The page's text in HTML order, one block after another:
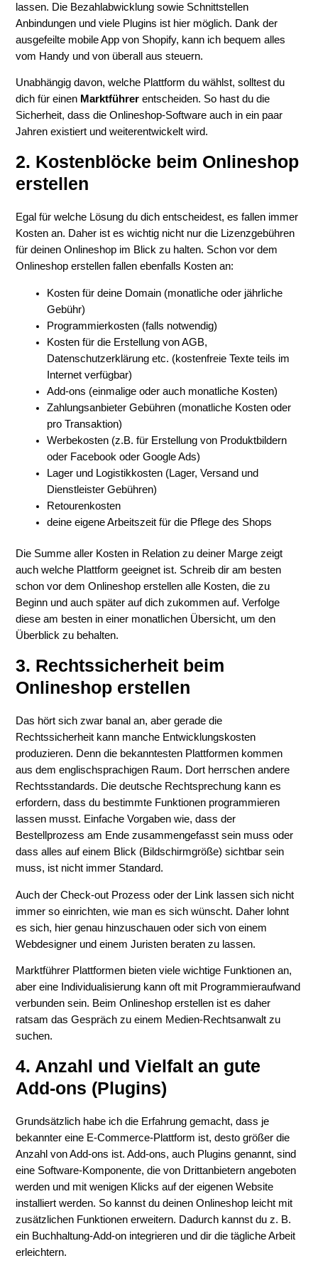
lassen. Die Bezahlabwicklung sowie Schnittstellen
Anbindungen und viele Plugins ist hier möglich. Dank der
ausgefeilte mobile App von Shopify, kann ich bequem alles
vom Handy und von überall aus steuern.
Unabhängig davon, welche Plattform du wählst, solltest du
dich für einen Marktführer entscheiden. So hast du die
Sicherheit, dass die Onlineshop-Software auch in ein paar
Jahren existiert und weiterentwickelt wird.
2. Kostenblöcke beim Onlineshop
erstellen
Egal für welche Lösung du dich entscheidest, es fallen immer
Kosten an. Daher ist es wichtig nicht nur die Lizenzgebühren
für deinen Onlineshop im Blick zu halten. Schon vor dem
Onlineshop erstellen fallen ebenfalls Kosten an:
Kosten für deine Domain (monatliche oder jährliche
Gebühr)
Programmierkosten (falls notwendig)
Kosten für die Erstellung von AGB,
Datenschutzerklärung etc. (kostenfreie Texte teils im
Internet verfügbar)
Add-ons (einmalige oder auch monatliche Kosten)
Zahlungsanbieter Gebühren (monatliche Kosten oder
pro Transaktion)
Werbekosten (z.B. für Erstellung von Produktbildern
oder Facebook oder Google Ads)
Lager und Logistikkosten (Lager, Versand und
Dienstleister Gebühren)
Retourenkosten
deine eigene Arbeitszeit für die Pflege des Shops
Die Summe aller Kosten in Relation zu deiner Marge zeigt
auch welche Plattform geeignet ist. Schreib dir am besten
schon vor dem Onlineshop erstellen alle Kosten, die zu
Beginn und auch später auf dich zukommen auf. Verfolge
diese am besten in einer monatlichen Übersicht, um den
Überblick zu behalten.
3. Rechtssicherheit beim
Onlineshop erstellen
Das hört sich zwar banal an, aber gerade die
Rechtssicherheit kann manche Entwicklungskosten
produzieren. Denn die bekanntesten Plattformen kommen
aus dem englischsprachigen Raum. Dort herrschen andere
Rechtsstandards. Die deutsche Rechtsprechung kann es
erfordern, dass du bestimmte Funktionen programmieren
lassen musst. Einfache Vorgaben wie, dass der
Bestellprozess am Ende zusammengefasst sein muss oder
dass alles auf einem Blick (Bildschirmgröße) sichtbar sein
muss, ist nicht immer Standard.
Auch der Check-out Prozess oder der Link lassen sich nicht
immer so einrichten, wie man es sich wünscht. Daher lohnt
es sich, hier genau hinzuschauen oder sich von einem
Webdesigner und einem Juristen beraten zu lassen.
Marktführer Plattformen bieten viele wichtige Funktionen an,
aber eine Individualisierung kann oft mit Programmieraufwand
verbunden sein. Beim Onlineshop erstellen ist es daher
ratsam das Gespräch zu einem Medien-Rechtsanwalt zu
suchen.
4. Anzahl und Vielfalt an gute
Add-ons (Plugins)
Grundsätzlich habe ich die Erfahrung gemacht, dass je
bekannter eine E-Commerce-Plattform ist, desto größer die
Anzahl von Add-ons ist. Add-ons, auch Plugins genannt, sind
eine Software-Komponente, die von Drittanbietern angeboten
werden und mit wenigen Klicks auf der eigenen Website
installiert werden. So kannst du deinen Onlineshop leicht mit
zusätzlichen Funktionen erweitern. Dadurch kannst du z. B.
ein Buchhaltung-Add-on integrieren und dir die tägliche Arbeit
erleichtern.